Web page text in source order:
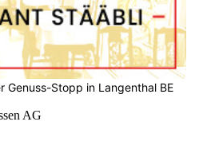
Genuss-Stopp in Langenthal BE